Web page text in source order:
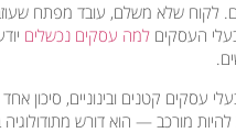
לקוח שלא משלם, עובד מפתח
העסקים למה עסקים נכשלים
עסקים קטנים ובינוניים, סיכון
להיות מורכב — הוא דורש